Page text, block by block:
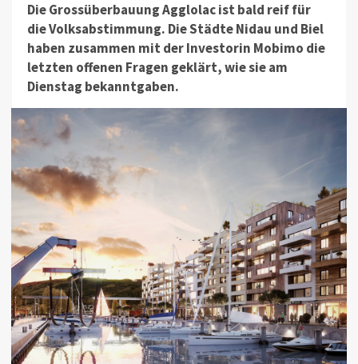
Die Grossüberbauung Agglolac ist bald reif für
die Volksabstimmung. Die Städte Nidau und Biel
haben zusammen mit der Investorin Mobimo die
letzten offenen Fragen geklärt, wie sie am
Dienstag bekanntgaben.